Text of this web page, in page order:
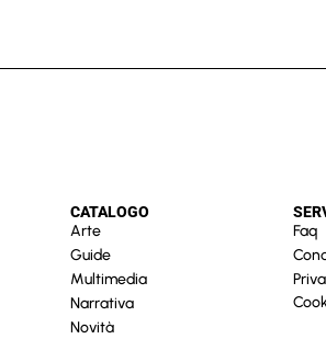
CATALOGO
Arte
Guide
Multimedia
Narrativa
Novità
Faq